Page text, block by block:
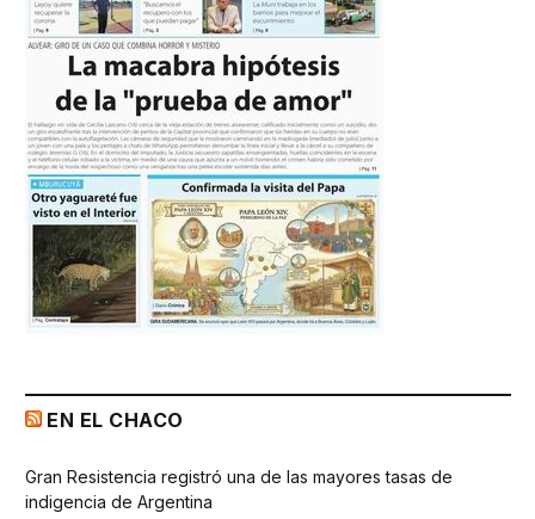
EN EL CHACO
Gran Resistencia registró una de las mayores tasas de
indigencia de Argentina